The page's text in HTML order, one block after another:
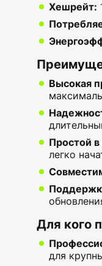
Хешрейт:
Высокая
Простой в
легко
Для кого
для